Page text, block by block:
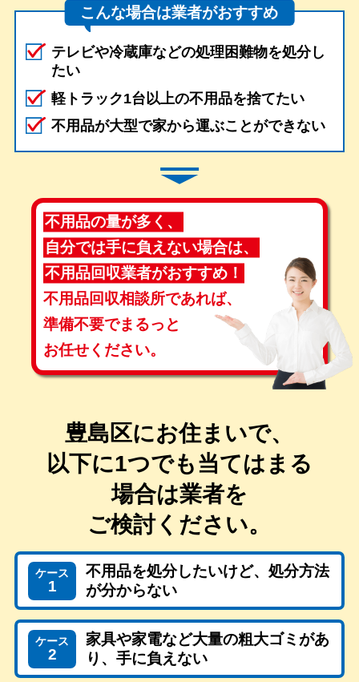
こんな場合は業者がおすすめ
テレビや冷蔵庫などの処理困難物を処分し
たい
軽トラック1台以上の不用品を捨てたい
不用品が大型で家から運ぶことができない
不用品の量が多く、
自分では手に負えない場合は、
不用品回収業者がおすすめ！
不用品回収相談所であれば、
準備不要でまるっと
お任せください。
豊島区にお住まいで、
以下に1つでも当てはまる
場合は業者を
ご検討ください。
ケース
1
不用品を処分したいけど、処分方法
が分からない
ケース
2
家具や家電など大量の粗大ゴミがあ
り、手に負えない